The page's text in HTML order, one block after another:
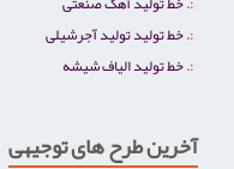
خط تولید تولید آجرشیلی
خط تولید الیاف شیشه
آخرین طرح های توجیهی